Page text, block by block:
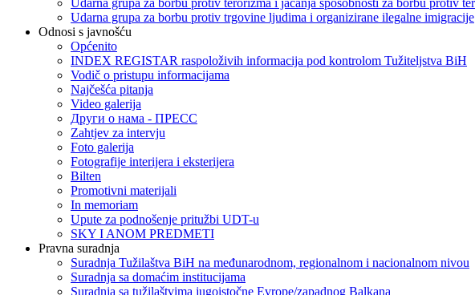
Udarna grupa za borbu protiv terorizma i jačanja sposobnosti za borbu protiv
Udarna grupa za borbu protiv trgovine ljudima i organizirane ilegalne imigracije
Odnosi s javnošću
Općenito
INDEX REGISTAR raspoloživih informacija pod kontrolom Tužiteljstva BiH
Vodič o pristupu informacijama
Najčešća pitanja
Video galerija
Други о нама - ПРЕСC
Zahtjev za intervju
Foto galerija
Fotografije interijera i eksterijera
Bilten
Promotivni materijali
In memoriam
Upute za podnošenje pritužbi UDT-u
SKY I ANOM PREDMETI
Pravna suradnja
Suradnja Tužilaštva BiH na međunarodnom, regionalnom i nacionalnom nivou
Suradnja sa domaćim institucijama
Suradnja sa tužilaštvima jugoistočne Evrope/zapadnog Balkana